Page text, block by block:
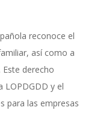
reconoce el
así como a
derecho
LOPDGDD y el
para las empresas